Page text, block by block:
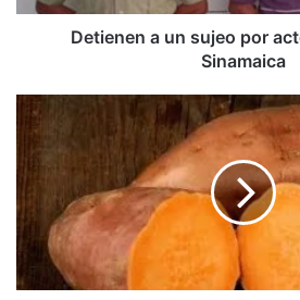
Sinamaica
Detienen a un sujeo por
Sinamaica
alimento
más
potasio
que
ayuda
bajar